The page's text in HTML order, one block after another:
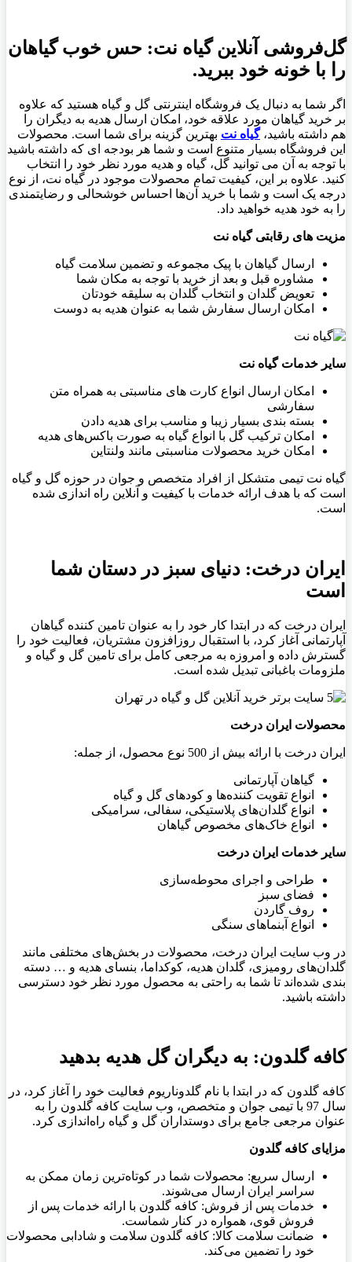
گل‌فروشی آنلاین گیاه نت: حس خوب گیاهان
را با خونه خود ببرید.
اگر شما به دنبال یک فروشگاه اینترنتی گل و گیاه هستید که علاوه
بر خرید گیاهان مورد علاقه خود، امکان ارسال هدیه به دیگران را
هم داشته باشید،گیاه نت بهترین گزینه برای شما است. محصولات
این فروشگاه بسیار متنوع است و شما هر بودجه ای که داشته باشید
با توجه به آن می توانید گل، گیاه و هدیه مورد نظر خود را انتخاب
کنید. علاوه بر این، کیفیت تمام محصولات موجود در گیاه نت، از نوع
درجه یک است و شما با خرید آن‌ها احساس خوشحالی و رضایتمندی
را به خود هدیه خواهید داد.
مزیت های رقابتی گیاه نت
ارسال گیاهان با پیک مجموعه و تضمین سلامت گیاه
مشاوره قبل و بعد از خرید با توجه به مکان شما
تعویض گلدان و انتخاب گلدان به سلیقه خودتان
امکان ارسال سفارش شما به عنوان هدیه به دوست
سایر خدمات گیاه نت
امکان ارسال انواع کارت های مناسبتی به همراه متن
سفارشی
بسته بندی بسیار زیبا و مناسب برای هدیه دادن
امکان ترکیب گل با انواع گیاه به صورت باکس‌های هدیه
امکان خرید محصولات مناسبتی مانند ولنتاین
گیاه نت تیمی متشکل از افراد متخصص و جوان در حوزه گل و گیاه
است که با هدف ارائه خدمات با کیفیت و آنلاین راه اندازی شده
است.
ایران درخت: دنیای سبز در دستان شما
است
ایران درخت که در ابتدا کار خود را به عنوان تامین کننده گیاهان
آپارتمانی آغاز کرد، با استقبال روزافزون مشتریان، فعالیت خود را
گسترش داده و امروزه به مرجعی کامل برای تامین گل و گیاه و
ملزومات باغبانی تبدیل شده است.
محصولات ایران درخت
ایران درخت با ارائه بیش از 500 نوع محصول، از جمله:
گیاهان آپارتمانی
انواع تقویت کننده‌ها و کودهای گل و گیاه
انواع گلدان‌های پلاستیکی، سفالی، سرامیکی
انواع خاک‌های مخصوص گیاهان
سایر خدمات ایران درخت
طراحی و اجرای محوطه‌سازی
فضای سبز
روف گاردن
انواع آبنماهای سنگی
در وب سایت ایران درخت، محصولات در بخش‌های مختلفی مانند
گلدان‌های رومیزی، گلدان هدیه، کوکداما، بنسای هدیه و … دسته
بندی شده‌اند تا شما به راحتی به محصول مورد نظر خود دسترسی
داشته باشید.
کافه گلدون: به دیگران گل هدیه بدهید
کافه گلدون که در ابتدا با نام گلدوناریوم فعالیت خود را آغاز کرد، در
سال 97 با تیمی جوان و متخصص، وب سایت کافه گلدون را به
عنوان مرجعی جامع برای دوستداران گل و گیاه راه‌اندازی کرد.
مزایای کافه گلدون
ارسال سریع: محصولات شما در کوتاه‌ترین زمان ممکن به
سراسر ایران ارسال می‌شوند.
خدمات پس از فروش: کافه گلدون با ارائه خدمات پس از
فروش قوی، همواره در کنار شماست.
ضمانت سلامت کالا: کافه گلدون سلامت و شادابی محصولات
خود را تضمین می‌کند.